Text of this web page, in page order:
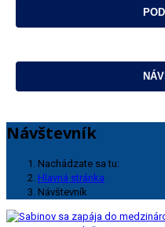
Návštevník
Nachádzate sa tu:
Hlavná stránka
Návštevník